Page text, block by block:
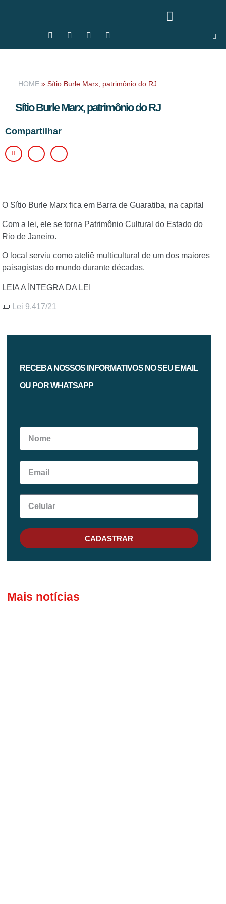
HOME » Sítio Burle Marx, patrimônio do RJ
Sítio Burle Marx, patrimônio do RJ
Compartilhar
O Sítio Burle Marx fica em Barra de Guaratiba, na capital
Com a lei, ele se torna Patrimônio Cultural do Estado do
Rio de Janeiro.
O local serviu como ateliê multicultural de um dos maiores
paisagistas do mundo durante décadas.
LEIA A ÍNTEGRA DA LEI
📜 Lei 9.417/21
RECEBA NOSSOS INFORMATIVOS NO SEU EMAIL
OU POR WHATSAPP
CADASTRAR
Mais notícias